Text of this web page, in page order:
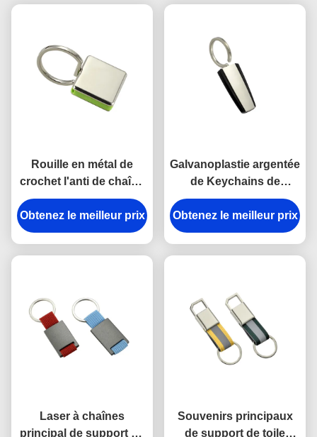
Rouille en métal de
crochet l'anti de chaîne
principale de rupture en
alliage de zinc de
support a gravé des
Obtenez le meilleur prix
Galvanoplastie argentée
de Keychains de
support principal en
plastique en métal
d'ABS de trapèze
Obtenez le meilleur prix
Laser à chaînes
principal de support en
Souvenirs principaux
de support de toile